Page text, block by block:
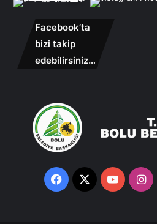
Facebook’ta
bizi takip
edebilirsiniz…
Facebook
X